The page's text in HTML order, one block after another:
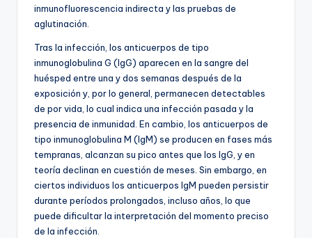
inmunofluorescencia indirecta y las pruebas de
aglutinación.
Tras la infección, los anticuerpos de tipo
inmunoglobulina G (IgG) aparecen en la sangre del
huésped entre una y dos semanas después de la
exposición y, por lo general, permanecen detectables
de por vida, lo cual indica una infección pasada y la
presencia de inmunidad. En cambio, los anticuerpos de
tipo inmunoglobulina M (IgM) se producen en fases más
tempranas, alcanzan su pico antes que los IgG, y en
teoría declinan en cuestión de meses. Sin embargo, en
ciertos individuos los anticuerpos IgM pueden persistir
durante períodos prolongados, incluso años, lo que
puede dificultar la interpretación del momento preciso
de la infección.